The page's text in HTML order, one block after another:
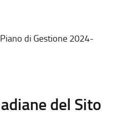
di Gestione 2024-
del Sito